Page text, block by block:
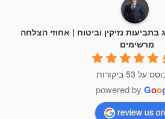
בתביעות נזיקין וביטוח | אחוזי הצלחה
מרשימים
על 53 ביקורות
powered by Goo
review us on